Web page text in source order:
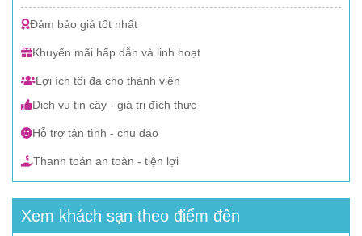
Đảm bảo giá tốt nhất
Khuyến mãi hấp dẫn và linh hoạt
Lợi ích tối đa cho thành viên
Dịch vụ tin cậy - giá trị đích thực
Hỗ trợ tận tình - chu đáo
Thanh toán an toàn - tiện lợi
Xem khách sạn theo điểm đến